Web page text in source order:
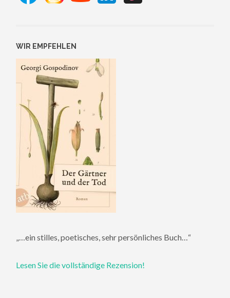
WIR EMPFEHLEN
„…ein stilles, poetisches, sehr persönliches Buch…“
Lesen Sie die vollständige Rezension!